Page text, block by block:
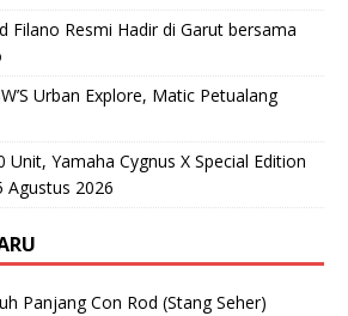
Filano Resmi Hadir di Garut bersama
Urban Explore, Matic Petualang
Unit, Yamaha Cygnus X Special Edition
Agustus 2026
Panjang Con Rod (Stang Seher)